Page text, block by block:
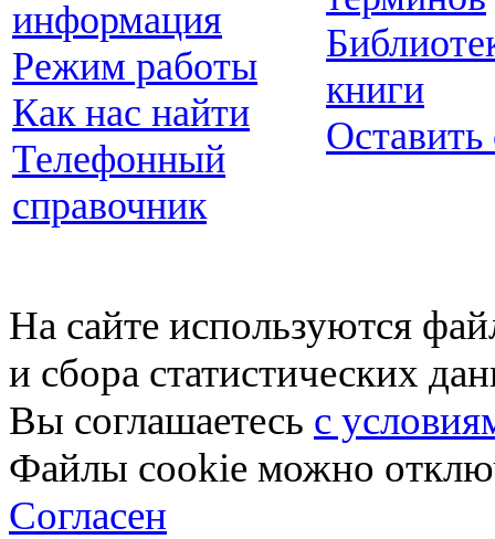
информация
Режим работы
Как нас найти
Телефонный
справочник
книги
Оставить
На сайте используются
и сбора статистических
Вы соглашаетесь с
Файлы cookie можно
Согласен